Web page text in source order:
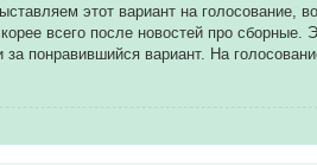
этот вариант на голосование,
всего после новостей про сборные.
понравившийся вариант. На